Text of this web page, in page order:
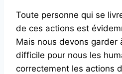
Toute personne qui se
de ces actions est
Mais nous devons garder
difficile pour nous les
correctement les actions